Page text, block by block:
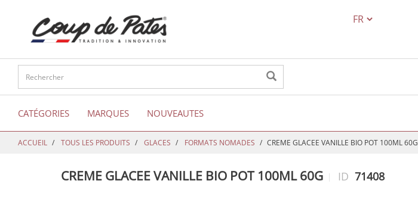
TEXT.LANGUAGE
CATÉGORIES MARQUES NOUVEAUTES
ACCUEIL TOUS LES PRODUITS GLACES FORMATS NOMADES CREME GLACEE VANILLE BIO POT 100ML 60G
CREME GLACEE VANILLE BIO POT 100ML 60G ID 71408